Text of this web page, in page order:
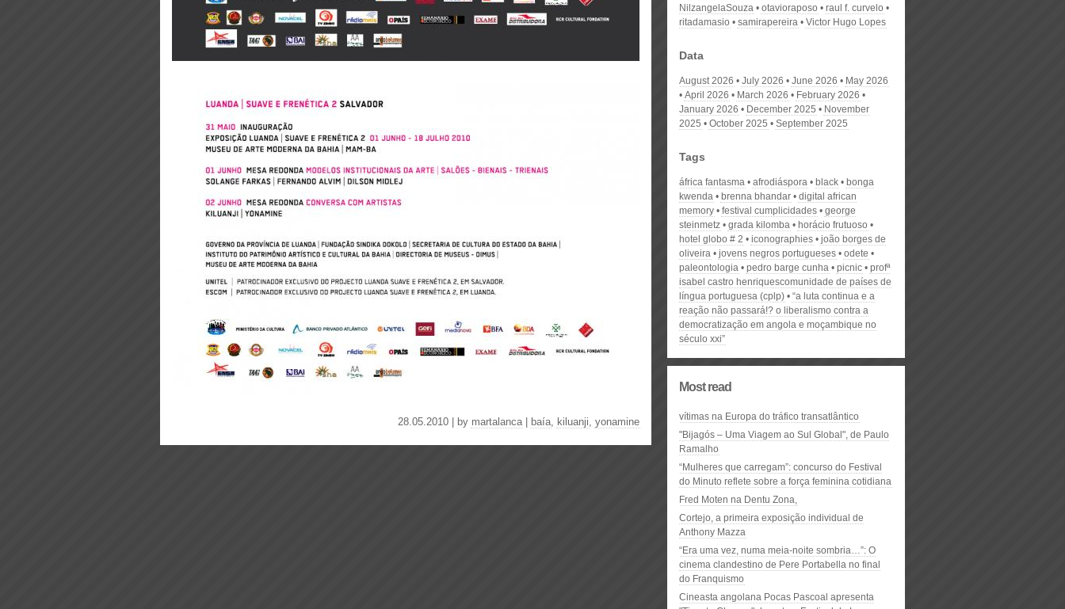
28.05.2010 | by martalanca| baía, kiluanji, yonamine
NilzangelaSouza
otavioraposo
raul f. curvelo
ritadamasio
samirapereira Victor Hugo Lopes
Data
August 2026 July 2026 June 2026
May 2026
April 2026
March 2026
February 2026
January 2026
December 2025
November
2025
October 2025 September 2025
Tags
áfrica fantasma afrodiáspora black
bonga
kwenda
brenna bhandar
digital african
memory
festival cumplicidades
george
steinmetz
grada kilomba
horácio frutuoso
hotel globo # 2
iconographies
joão borges de
oliveira
jovens negros portugueses
odete
paleontologia
pedro barge cunha picnic
profª
isabel castro henriquescomunidade de países de
língua portuguesa (cplp)
“a luta continua e a
reação não passará!? o liberalismo contra a
democratização em angola e moçambique no
século xxi”
Most read
vítimas na Europa do tráfico transatlântico
"Bijagós – Uma Viagem ao Sul Global", de Paulo
Ramalho
“Mulheres que carregam”: concurso do Festival
do Minuto reflete sobre a força feminina cotidiana
Fred Moten na Dentu Zona,
Cortejo, a primeira exposição individual de
Anthony Mazza
“Era uma vez, numa meia-noite sombria…”: O
cinema clandestino de Pere Portabella no final
do Franquismo
Cineasta angolana Pocas Pascoal apresenta